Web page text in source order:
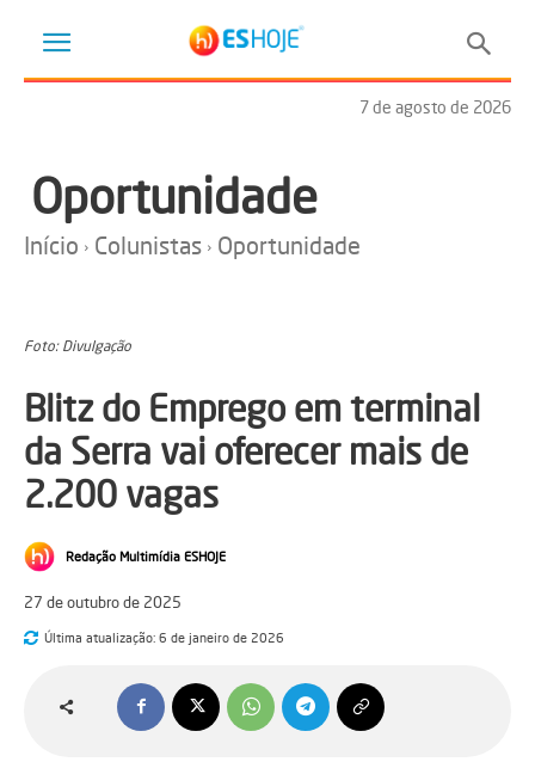
7 de agosto de 2026
Oportunidade
Início Colunistas Oportunidade
Foto: Divulgação
Blitz do Emprego em terminal
da Serra vai oferecer mais de
2.200 vagas
Redação Multimídia ESHOJE
27 de outubro de 2025
Última atualização: 6 de janeiro de 2026